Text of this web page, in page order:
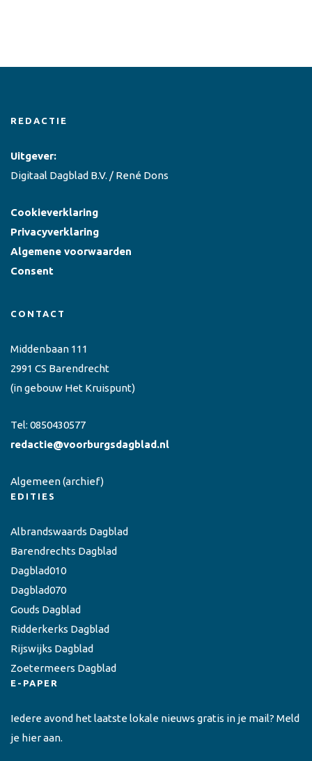
REDACTIE
Uitgever:
Digitaal Dagblad B.V. / René Dons
Cookieverklaring
Privacyverklaring
Algemene voorwaarden
Consent
CONTACT
Middenbaan 111
2991 CS Barendrecht
(in gebouw Het Kruispunt)
Tel: 0850430577
redactie@voorburgsdagblad.nl
Algemeen(archief)
EDITIES
Albrandswaards Dagblad
Barendrechts Dagblad
Dagblad010
Dagblad070
Gouds Dagblad
Ridderkerks Dagblad
Rijswijks Dagblad
Zoetermeers Dagblad
E-PAPER
Iedere avond het laatste lokale nieuws gratis in je mail? Meld
je hier aan.